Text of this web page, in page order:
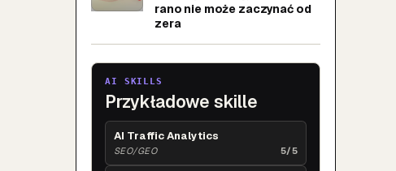
rano nie może zaczynać od
zera
AI SKILLS
Przykładowe skille
AI Traffic Analytics
SEO/GEO 5/5